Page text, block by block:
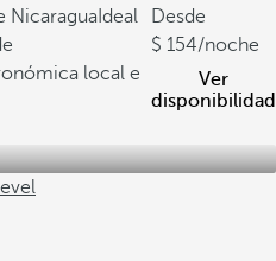
Nicaragua Ideal
local e
Desde
154/noche
Ver
disponibilidad